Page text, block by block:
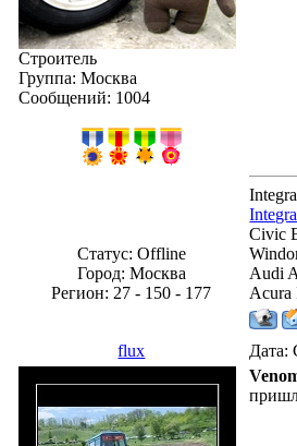
Строитель
Группа: Москва
Сообщений: 1004
Статус: Offline
Город: Москва
Регион: 27 - 150 - 177
Civic
Audi
Acura
flux Дата: